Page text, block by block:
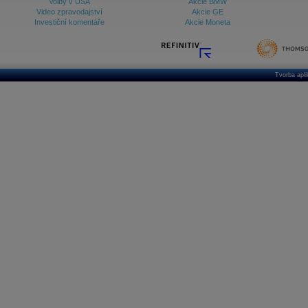
Video zpravodajství
Investiční komentáře
Akcie GE
Akcie Moneta
Tvorba